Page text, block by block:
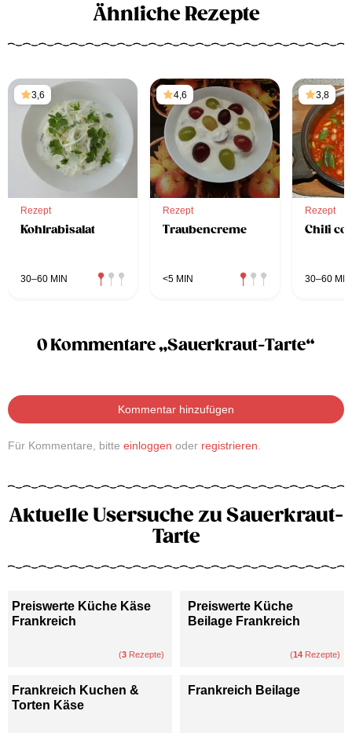
Ähnliche Rezepte
3,6
Rezept
Kohlrabisalat
30–60 MIN
4,6
Rezept
Traubencreme
<5 MIN
3,8
Rezept
Chili
30–60 MIN
0 Kommentare „Sauerkraut-Tarte“
Kommentar hinzufügen
Für Kommentare, bitte einloggen oder registrieren.
Aktuelle Usersuche zu Sauerkraut-
Tarte
Preiswerte Küche Käse
Frankreich
(3 Rezepte)
Preiswerte Küche
Beilage Frankreich
(14 Rezepte)
Frankreich Kuchen &
Torten Käse
Frankreich Beilage